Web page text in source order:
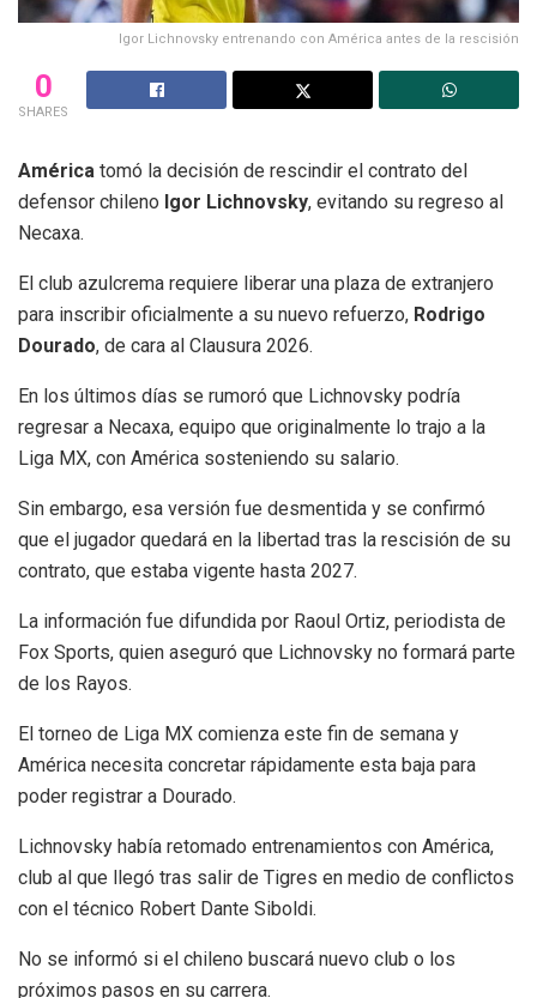
Igor Lichnovsky entrenando con América antes de la rescisión
0
SHARES
América tomó la decisión de rescindir el contrato del
defensor chileno Igor Lichnovsky, evitando su regreso al
Necaxa.
El club azulcrema requiere liberar una plaza de extranjero
para inscribir oficialmente a su nuevo refuerzo, Rodrigo
Dourado, de cara al Clausura 2026.
En los últimos días se rumoró que Lichnovsky podría
regresar a Necaxa, equipo que originalmente lo trajo a la
Liga MX, con América sosteniendo su salario.
Sin embargo, esa versión fue desmentida y se confirmó
que el jugador quedará en la libertad tras la rescisión de su
contrato, que estaba vigente hasta 2027.
La información fue difundida por Raoul Ortiz, periodista de
Fox Sports, quien aseguró que Lichnovsky no formará parte
de los Rayos.
El torneo de Liga MX comienza este fin de semana y
América necesita concretar rápidamente esta baja para
poder registrar a Dourado.
Lichnovsky había retomado entrenamientos con América,
club al que llegó tras salir de Tigres en medio de conflictos
con el técnico Robert Dante Siboldi.
No se informó si el chileno buscará nuevo club o los
próximos pasos en su carrera.